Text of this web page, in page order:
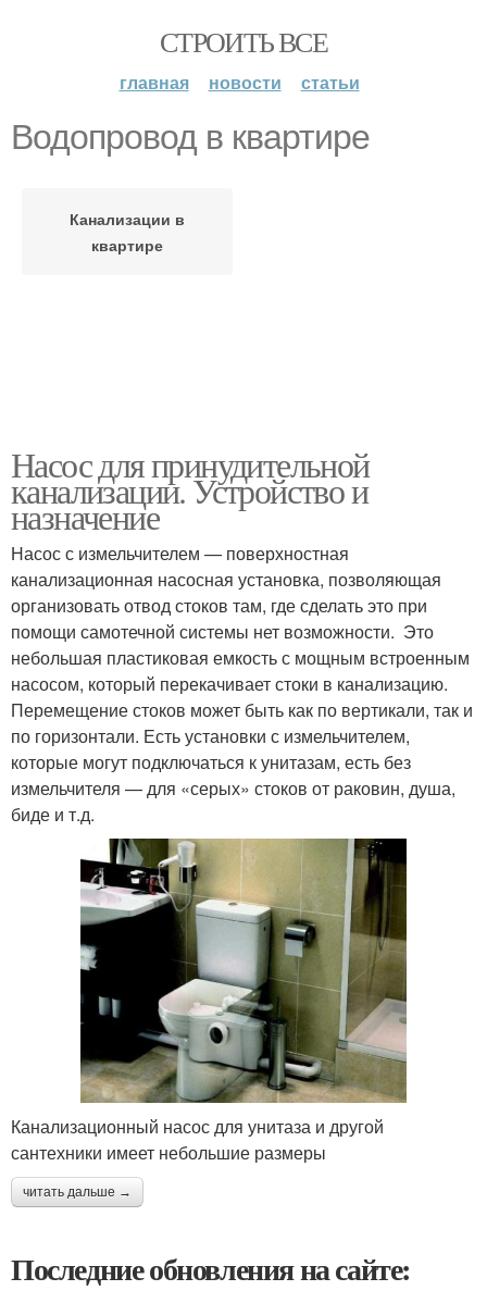
СТРОИТЬ ВСЕ
главная новости статьи
Водопровод в квартире
Канализации в
квартире
Насос для принудительной
канализации. Устройство и
назначение
Насос с измельчителем — поверхностная
канализационная насосная установка, позволяющая
организовать отвод стоков там, где сделать это при
помощи самотечной системы нет возможности. Это
небольшая пластиковая емкость с мощным встроенным
насосом, который перекачивает стоки в канализацию.
Перемещение стоков может быть как по вертикали, так и
по горизонтали. Есть установки с измельчителем,
которые могут подключаться к унитазам, есть без
измельчителя — для «серых» стоков от раковин, душа,
биде и т.д.
Канализационный насос для унитаза и другой
сантехники имеет небольшие размеры
читать дальше →
Последние обновления на сайте: